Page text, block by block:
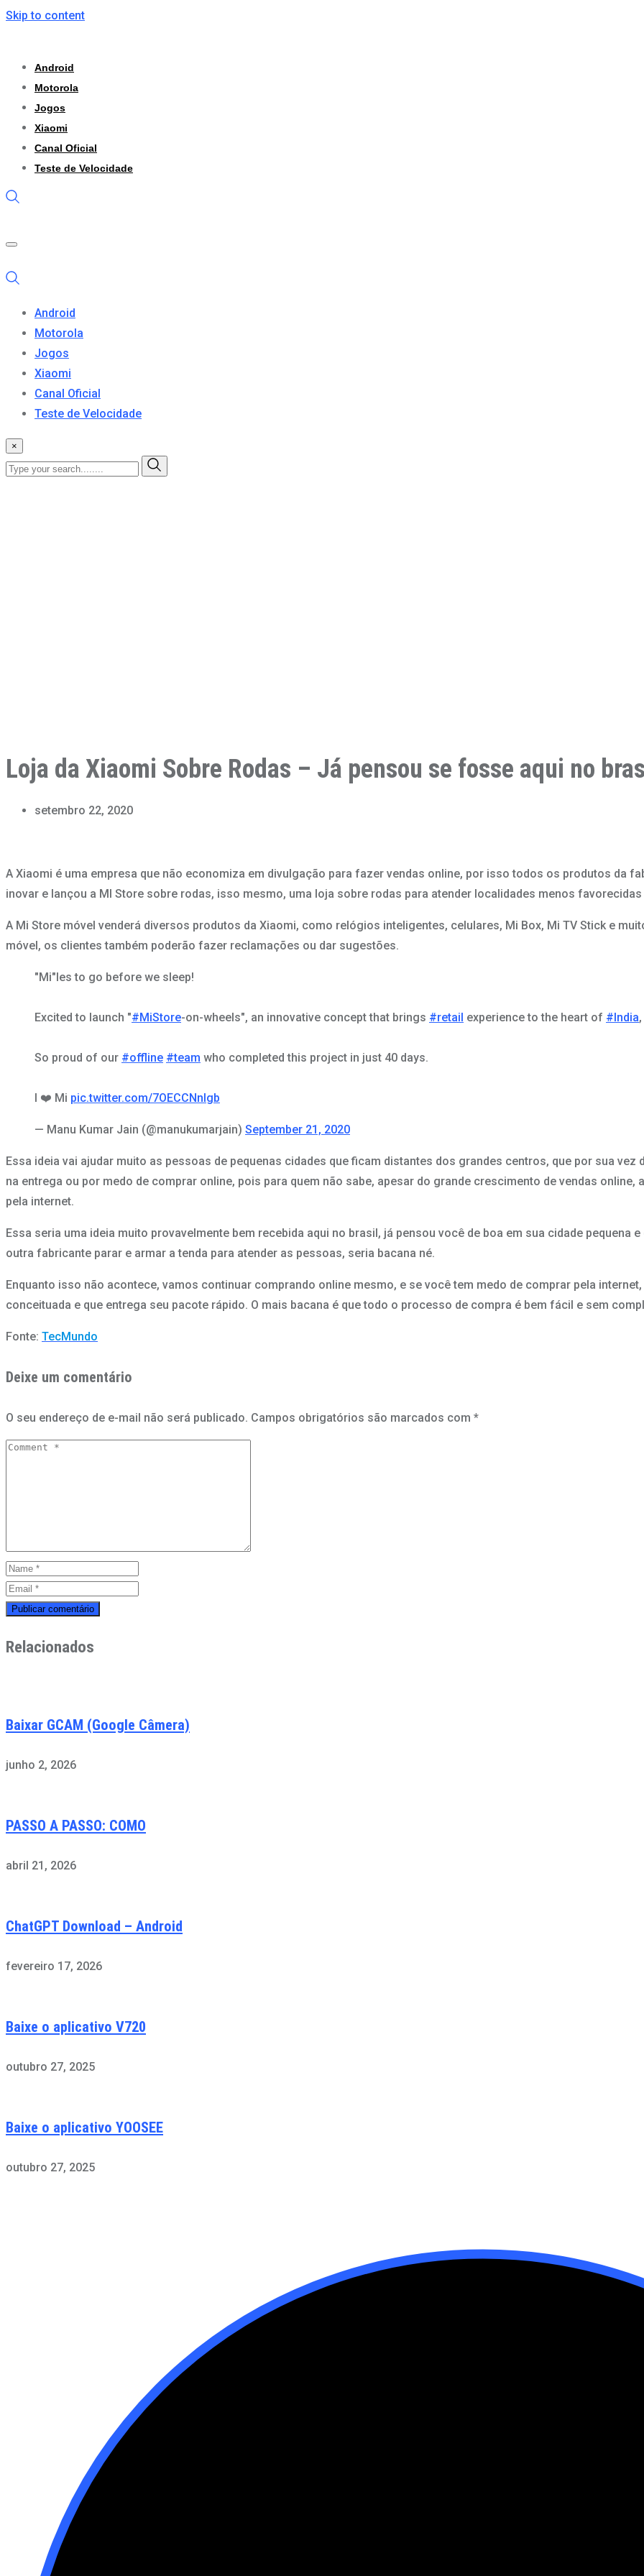
Skip to content
Android
Motorola
Jogos
Xiaomi
Canal Oficial
Teste de Velocidade
Android
Motorola
Jogos
Xiaomi
Canal Oficial
Teste de Velocidade
×
Loja da Xiaomi Sobre Rodas – Já pensou se fosse aqui no
setembro 22, 2020
A Xiaomi é uma empresa que não economiza em divulgação para fazer vendas online, por isso todos os produtos da
inovar e lançou a MI Store sobre rodas, isso mesmo, uma loja sobre rodas para atender localidades menos
A Mi Store móvel venderá diversos produtos da Xiaomi, como relógios inteligentes, celulares, Mi Box, Mi TV Stick e
móvel, os clientes também poderão fazer reclamações ou dar sugestões.
"Mi"les to go before we sleep!
Excited to launch "#MiStore-on-wheels", an innovative concept that brings #retail experience to the heart of #India
So proud of our #offline #team who completed this project in just 40 days.
I ❤️ Mi pic.twitter.com/7OECCNnlgb
— Manu Kumar Jain (@manukumarjain) September 21, 2020
Essa ideia vai ajudar muito as pessoas de pequenas cidades que ficam distantes dos grandes centros, que por sua
na entrega ou por medo de comprar online, pois para quem não sabe, apesar do grande crescimento de vendas
pela internet.
Essa seria uma ideia muito provavelmente bem recebida aqui no brasil, já pensou você de boa em sua cidade pequena
outra fabricante parar e armar a tenda para atender as pessoas, seria bacana né.
Enquanto isso não acontece, vamos continuar comprando online mesmo, e se você tem medo de comprar pela
conceituada e que entrega seu pacote rápido. O mais bacana é que todo o processo de compra é bem fácil e sem
Fonte: TecMundo
Deixe um comentário
O seu endereço de e-mail não será publicado. Campos obrigatórios são marcados com *
Relacionados
Baixar GCAM (Google Câmera)
junho 2, 2026
PASSO A PASSO: COMO
abril 21, 2026
ChatGPT Download – Android
fevereiro 17, 2026
Baixe o aplicativo V720
outubro 27, 2025
Baixe o aplicativo YOOSEE
outubro 27, 2025